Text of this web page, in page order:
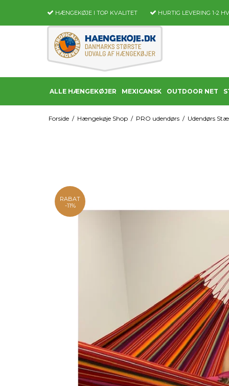
HÆNGEKØJE I TOP KVALITET HURTIG LEVERING 1-2
ALLE HÆNGEKØJER MEXICANSK OUTDOOR NET
Forside / Hængekøje Shop / PRO udendørs / Udendørs
RABAT
-11%